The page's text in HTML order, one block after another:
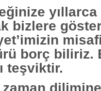
yıllarca
bizlere
borç biliriz.
teşviktir.
dilimine